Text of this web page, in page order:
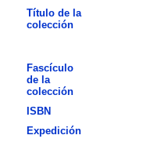
Título de la
colección
Fascículo
de la
colección
ISBN
Expedición